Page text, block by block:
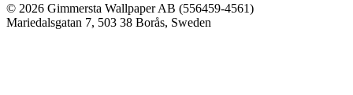
© 2026 Gimmersta Wallpaper AB (556459-4561)
Mariedalsgatan 7, 503 38 Borås, Sweden